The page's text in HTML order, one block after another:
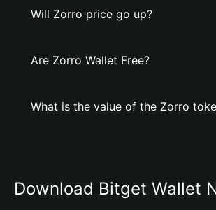
Will Zorro price go up?
Are Zorro Wallet Free?
What is the value of the Zorro
Download Bitget Wallet